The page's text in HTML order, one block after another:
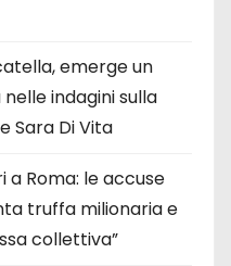
emerge un
indagini sulla
Sara Di Vita
a Roma: le accuse
truffa milionaria e
collettiva”